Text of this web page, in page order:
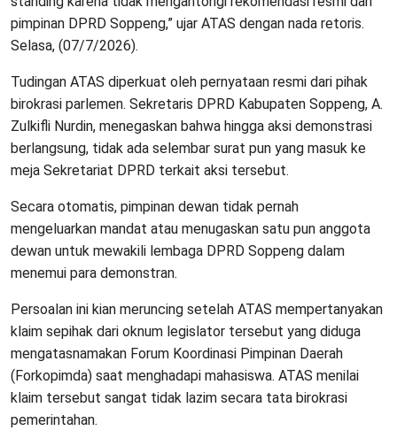
pimpinan DPRD Soppeng,” ujar ATAS dengan nada retoris.
Selasa, (07/7/2026).
Tudingan ATAS diperkuat oleh pernyataan resmi dari pihak
birokrasi parlemen. Sekretaris DPRD Kabupaten Soppeng, A.
Zulkifli Nurdin, menegaskan bahwa hingga aksi demonstrasi
berlangsung, tidak ada selembar surat pun yang masuk ke
meja Sekretariat DPRD terkait aksi tersebut.
Secara otomatis, pimpinan dewan tidak pernah
mengeluarkan mandat atau menugaskan satu pun anggota
dewan untuk mewakili lembaga DPRD Soppeng dalam
menemui para demonstran.
Persoalan ini kian meruncing setelah ATAS mempertanyakan
klaim sepihak dari oknum legislator tersebut yang diduga
mengatasnamakan Forum Koordinasi Pimpinan Daerah
(Forkopimda) saat menghadapi mahasiswa. ATAS menilai
klaim tersebut sangat tidak lazim secara tata birokrasi
pemerintahan.